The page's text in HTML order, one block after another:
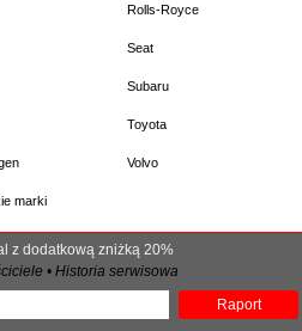
Rolls-Royce
Seat
Subaru
Toyota
Volvo
marki
z dodatkową zniżką 20%
• Historia serwisowa
Raport